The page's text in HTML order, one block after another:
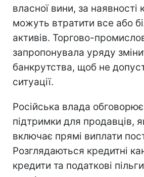
власної вини, за наявності
можуть втратити все або
активів. Торгово-
запропонувала уряду
банкрутства, щоб не
ситуації.
Російська влада
підтримки для продавців,
включає прямі виплати
Розглядаються кредитні
кредити та податкові